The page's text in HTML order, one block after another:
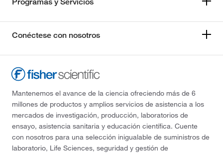
Conéctese con nosotros
Mantenemos el avance de la ciencia ofreciendo más de 6
millones de productos y amplios servicios de asistencia a los
mercados de investigación, producción, laboratorios de
ensayo, asistencia sanitaria y educación científica. Cuente
con nosotros para una selección inigualable de suministros de
laboratorio, Life Sciences, seguridad y gestión de